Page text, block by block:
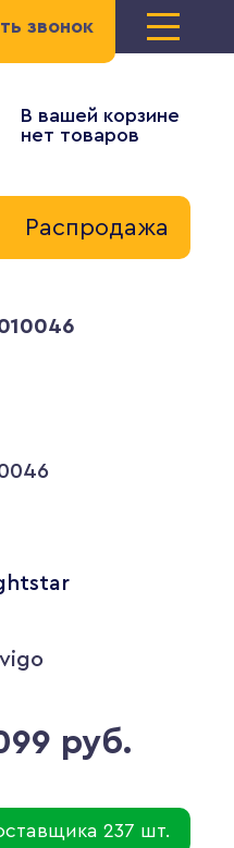
звонок
В вашей корзине
нет товаров
Распродажа
руб.
237 шт.